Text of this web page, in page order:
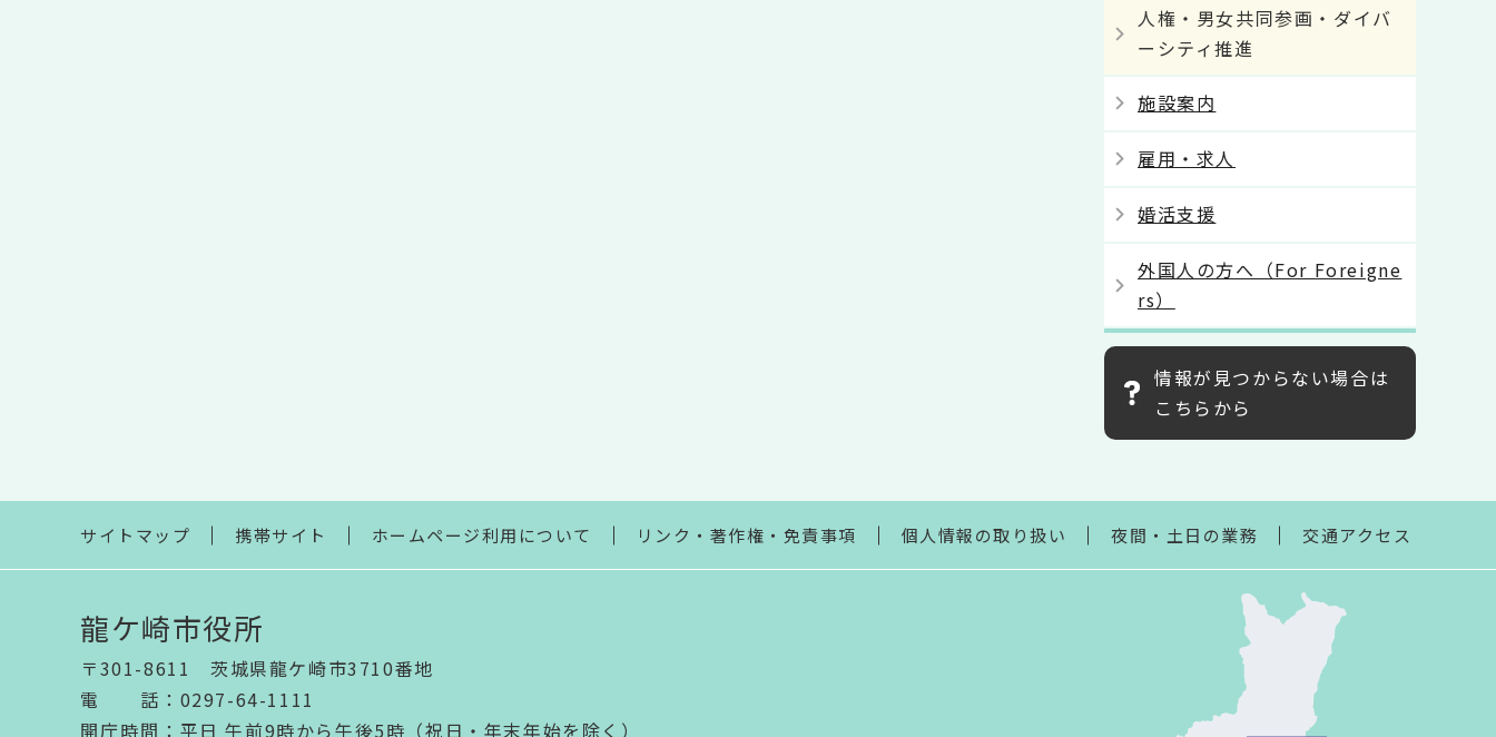
人権・男女共同参画・ダイバ
ーシティ推進
施設案内
雇用・求人
婚活支援
外国人の方へ（For Foreigne
rs）
情報が見つからない場合は
こちらから
サイトマップ 携帯サイト ホームページ利用について リンク・著作権・免責事項 個人情報の取り扱い 夜間・土日の業務 交通アクセス
龍ケ崎市役所
〒301-8611 茨城県龍ケ崎市3710番地
電話 ： 0297-64-1111
開庁時間 ： 平日 午前9時から午後5時（祝日・年末年始を除く）